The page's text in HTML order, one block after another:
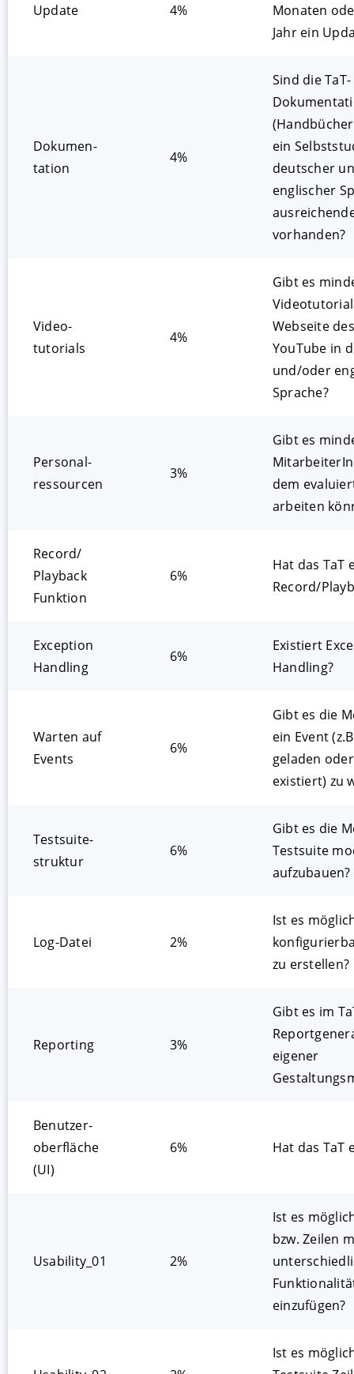
Update 4%
Monaten
Jahr ein
Dokumen­
tation
4%
Sind die TaT-
ein
deutscher
englischer
vorhanden?
Video­
tutorials
4%
Gibt es
Webseite
YouTube in
und/oder
Sprache?
Personal­
ressourcen
3%
Gibt es
dem
arbeiten
Record/
Playback
Funktion
6%
Hat das TaT
Record/
Exception
Handling
6%
Existiert
Handling?
Warten auf
Events
6%
Gibt es die
ein Event
geladen
existiert) zu
Testsuite­­
struktur
6%
Gibt es die
Testsuite
aufzubauen?
Log-Datei 2%
Ist es
zu erstellen?
Reporting 3%
Gibt es im
eigener
Benutzer­­
oberfläche
(UI)
6% Hat das TaT
Usability_01 2%
Ist es
bzw. Zeilen
einzufügen?
Ist es